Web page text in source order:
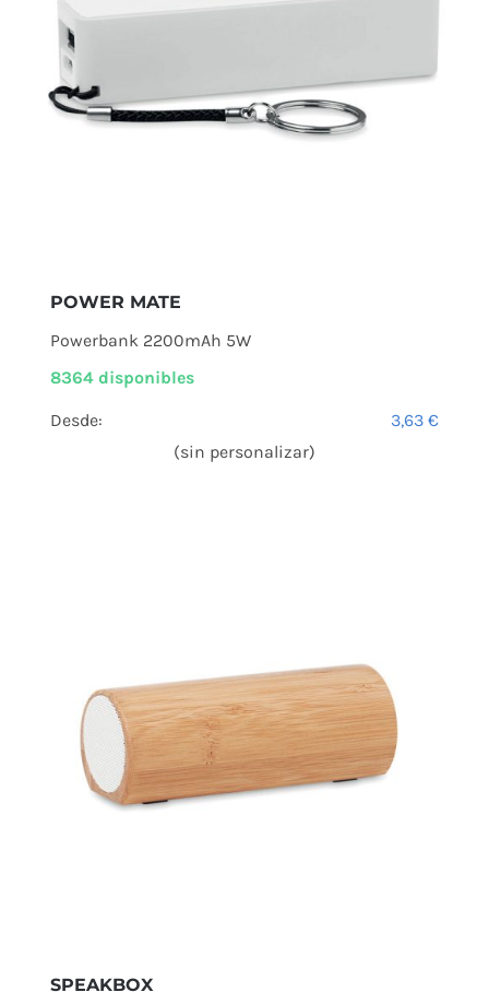
POWER MATE
Powerbank 2200mAh 5W
8364 disponibles
Desde: 3,63€
(sin personalizar)
SPEAKBOX